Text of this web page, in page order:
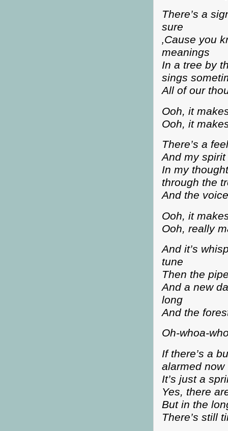
There’s a
sure
‚Cause you
meanings
In a tree by
sings
All of our
Ooh, it
Ooh, it
There’s a
And my
In my
through the
And the
Ooh, it
Ooh, really
And it’s
tune
Then the
And a new
long
And the
Oh-whoa-
If there’s a
alarmed now
It’s just a
Yes, there
But in the
There’s still